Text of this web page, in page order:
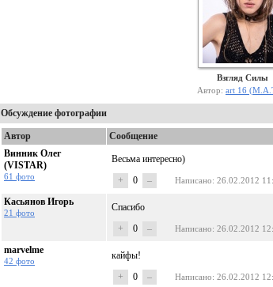
Взгляд Силы
Автор: art 16
Обсуждение фотографии
Автор
Сообщение
Винник Олег
(VISTAR)
61 фото
Весьма интересно)
+
0 – Написано: 26.02.2012
Касьянов Игорь
21 фото
Спасибо
+
0 – Написано: 26.02.2012
marvelme
42 фото
кайфы!
+
0 – Написано: 26.02.2012